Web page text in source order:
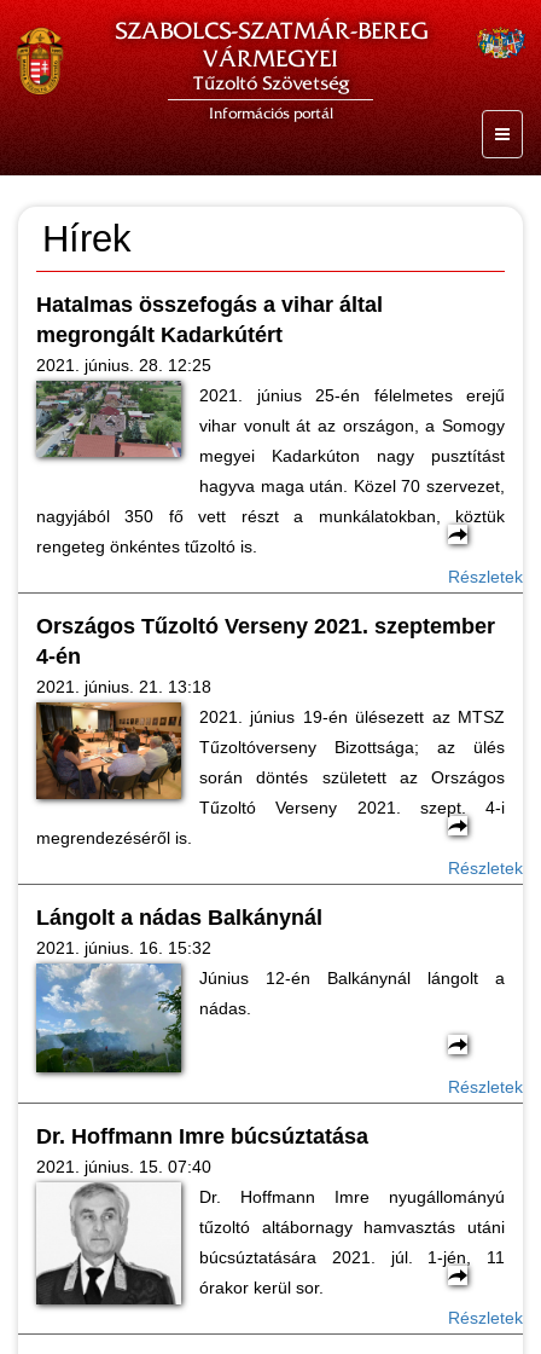
SZABOLCS-SZATMÁR-BEREG
VÁRMEGYEI
Tűzoltó Szövetség
Információs portál
Hírek
Hatalmas összefogás a vihar által
megrongált Kadarkútért
2021. június. 28. 12:25
2021. június 25-én félelmetes erejű
vihar vonult át az országon, a Somogy
megyei Kadarkúton nagy pusztítást
hagyva maga után. Közel 70 szervezet,
nagyjából 350 fő vett részt a munkálatokban, köztük
rengeteg önkéntes tűzoltó is.
Részletek
Országos Tűzoltó Verseny 2021. szeptember
4-én
2021. június. 21. 13:18
2021. június 19-én ülésezett az MTSZ
Tűzoltóverseny Bizottsága; az ülés
során döntés született az Országos
Tűzoltó Verseny 2021. szept. 4-i
megrendezéséről is.
Részletek
Lángolt a nádas Balkánynál
2021. június. 16. 15:32
Június 12-én Balkánynál lángolt a
nádas.
Részletek
Dr. Hoffmann Imre búcsúztatása
2021. június. 15. 07:40
Dr. Hoffmann Imre nyugállományú
tűzoltó altábornagy hamvasztás utáni
búcsúztatására 2021. júl. 1-jén, 11
órakor kerül sor.
Részletek